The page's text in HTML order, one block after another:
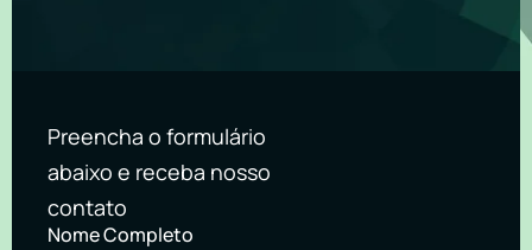
Preencha o formulário
abaixo e receba nosso
contato
Nome Completo